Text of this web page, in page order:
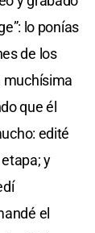
lo ponías
de los
muchísima
que él
edité
y
el